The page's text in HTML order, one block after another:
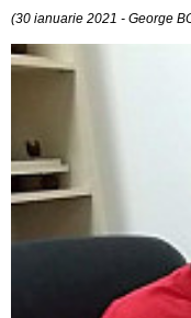
(30 ianuarie 2021 - George